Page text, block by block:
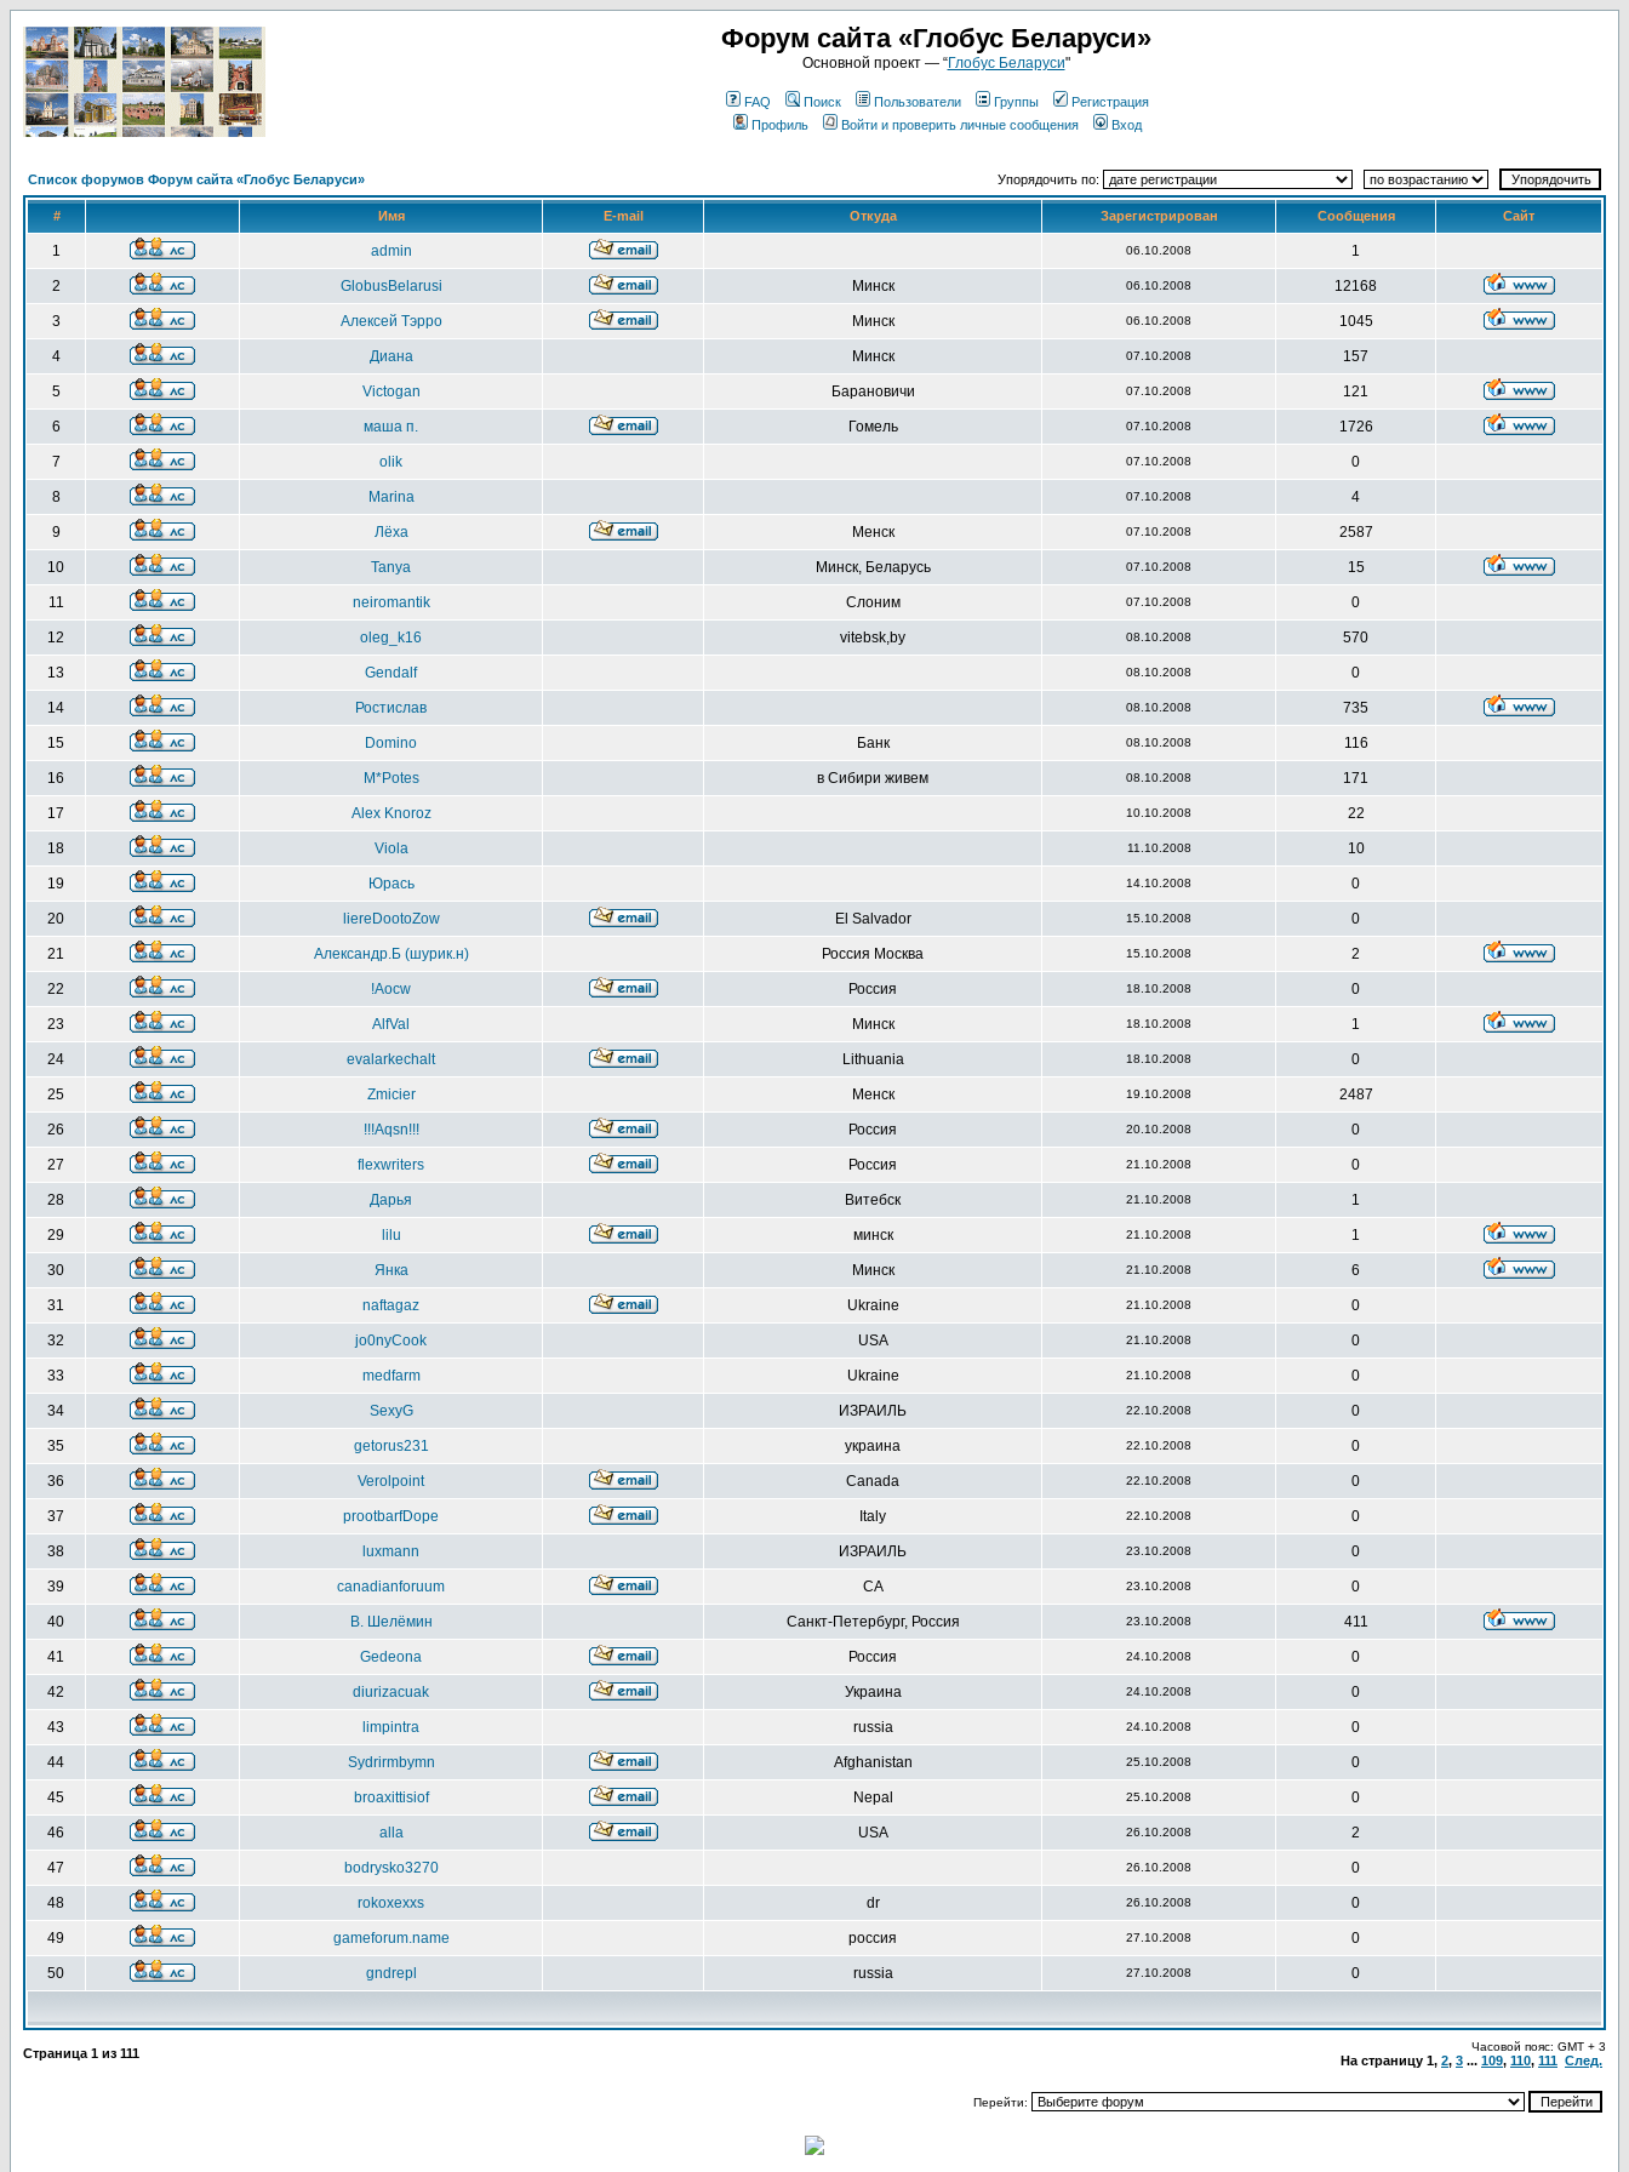
Форум сайта «Глобус Беларуси»
Основной проект — “Глобус Беларуси"
FAQ Поиск Пользователи Группы
Регистрация
Профиль
Войти и проверить личные сообщения Вход
Список форумов Форум сайта «Глобус Беларуси» Упорядочить по:
# Имя E-mail Откуда Зарегистрирован Сообщения Сайт
1 admin 06.10.2008 1
2 GlobusBelarusi Минск 06.10.2008 12168
3 Алексей Тэрро Минск 06.10.2008 1045
4 Диана Минск 07.10.2008 157
5 Victogan Барановичи 07.10.2008 121
6 маша п. Гомель 07.10.2008 1726
7 olik 07.10.2008 0
8 Marina 07.10.2008 4
9 Лёха Менск 07.10.2008 2587
10 Tanya Минск, Беларусь 07.10.2008 15
11 neiromantik Слоним 07.10.2008 0
12 oleg_k16 vitebsk,by 08.10.2008 570
13 Gendalf 08.10.2008 0
14 Ростислав 08.10.2008 735
15 Domino Банк 08.10.2008 116
16 M*Potes в Сибири живем 08.10.2008 171
17 Alex Knoroz 10.10.2008 22
18 Viola 11.10.2008 10
19 Юрась 14.10.2008 0
20 liereDootoZow El Salvador 15.10.2008 0
21 Александр.Б (шурик.н) Россия Москва 15.10.2008 2
22 !Aocw Россия 18.10.2008 0
23 AlfVal Минск 18.10.2008 1
24 evalarkechalt Lithuania 18.10.2008 0
25 Zmicier Менск 19.10.2008 2487
26 !!!Aqsn!!! Россия 20.10.2008 0
27 flexwriters Россия 21.10.2008 0
28 Дарья Витебск 21.10.2008 1
29 lilu минск 21.10.2008 1
30 Янка Минск 21.10.2008 6
31 naftagaz Ukraine 21.10.2008 0
32 jo0nyCook USA 21.10.2008 0
33 medfarm Ukraine 21.10.2008 0
34 SexyG ИЗРАИЛЬ 22.10.2008 0
35 getorus231 украина 22.10.2008 0
36 Verolpoint Canada 22.10.2008 0
37 prootbarfDope Italy 22.10.2008 0
38 luxmann ИЗРАИЛЬ 23.10.2008 0
39 canadianforuum CA 23.10.2008 0
40 В. Шелёмин Санкт-Петербург, Россия 23.10.2008 411
41 Gedeona Россия 24.10.2008 0
42 diurizacuak Украина 24.10.2008 0
43 limpintra russia 24.10.2008 0
44 Sydrirmbymn Afghanistan 25.10.2008 0
45 broaxittisiof Nepal 25.10.2008 0
46 alla USA 26.10.2008 2
47 bodrysko3270 26.10.2008 0
48 rokoxexxs dr 26.10.2008 0
49 gameforum.name россия 27.10.2008 0
50 gndrepl russia 27.10.2008 0
Страница 1 из 111 Часовой пояс: GMT + 3
На страницу 1, 2, 3 ... 109, 110, 111 След.
Перейти: